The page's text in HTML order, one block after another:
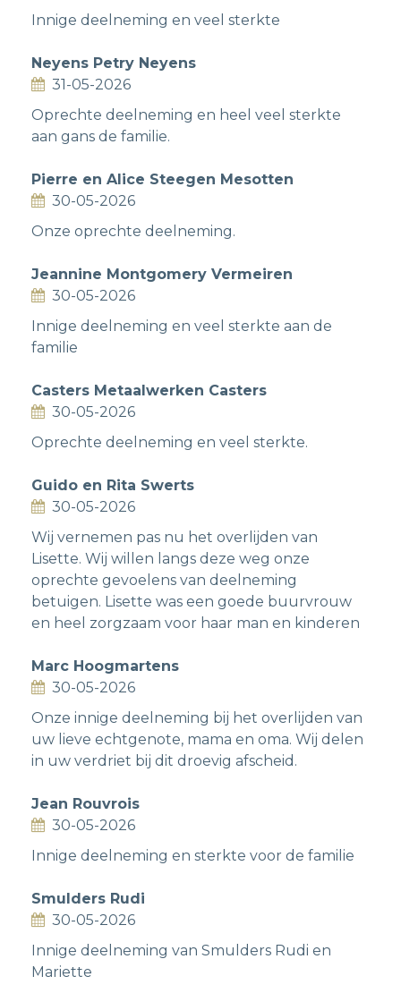
Innige deelneming en veel sterkte
Neyens Petry Neyens
31-05-2026
Oprechte deelneming en heel veel sterkte
aan gans de familie.
Pierre en Alice Steegen Mesotten
30-05-2026
Onze oprechte deelneming.
Jeannine Montgomery Vermeiren
30-05-2026
Innige deelneming en veel sterkte aan de
familie
Casters Metaalwerken Casters
30-05-2026
Oprechte deelneming en veel sterkte.
Guido en Rita Swerts
30-05-2026
Wij vernemen pas nu het overlijden van
Lisette. Wij willen langs deze weg onze
oprechte gevoelens van deelneming
betuigen. Lisette was een goede buurvrouw
en heel zorgzaam voor haar man en kinderen
Marc Hoogmartens
30-05-2026
Onze innige deelneming bij het overlijden van
uw lieve echtgenote, mama en oma. Wij delen
in uw verdriet bij dit droevig afscheid.
Jean Rouvrois
30-05-2026
Innige deelneming en sterkte voor de familie
Smulders Rudi
30-05-2026
Innige deelneming van Smulders Rudi en
Mariette